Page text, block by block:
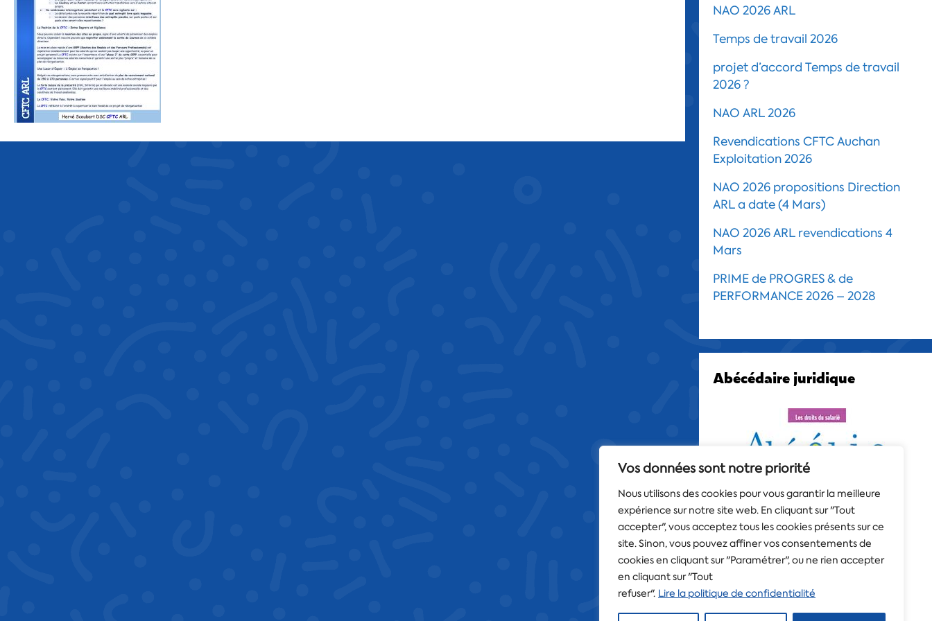
Vos données sont notre priorité
Nous utilisons des cookies pour vous garantir la meilleure
expérience sur notre site web. En cliquant sur "Tout
accepter", vous acceptez tous les cookies présents sur ce
site. Sinon, vous pouvez affiner vos consentements de
cookies en cliquant sur "Paramétrer", ou ne rien accepter
en cliquant sur "Tout
refuser". Lire la politique de confidentialité
NAO 2026 ARL
Temps de travail 2026
projet d’accord Temps de travail
2026 ?
NAO ARL 2026
Revendications CFTC Auchan
Exploitation 2026
NAO 2026 propositions Direction
ARL a date (4 Mars)
NAO 2026 ARL revendications 4
Mars
PRIME de PROGRES & de
PERFORMANCE 2026 – 2028
Abécédaire juridique